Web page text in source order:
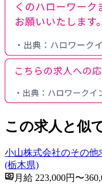
この求人と似
小山株式会社のその
(栃木県)
月給 223,000円〜